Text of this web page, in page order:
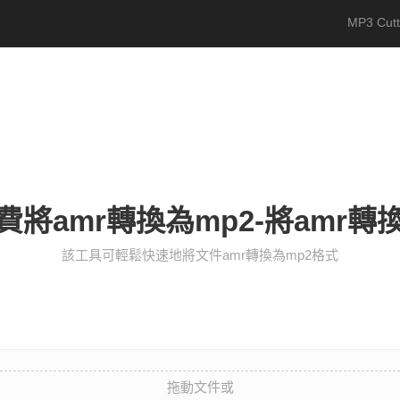
MP3
將amr轉換為mp2-將amr轉
該工具可輕鬆快速地將文件amr轉換為mp2格式
拖動文件或